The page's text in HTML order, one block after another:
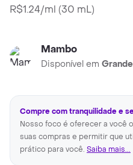
R$1.24/ml (30 mL)
Mambo
Disponível em
Compre com tranquilidade e
Nosso foco é oferecer a você
suas compras e permitir que
prático para você. Saiba mais...